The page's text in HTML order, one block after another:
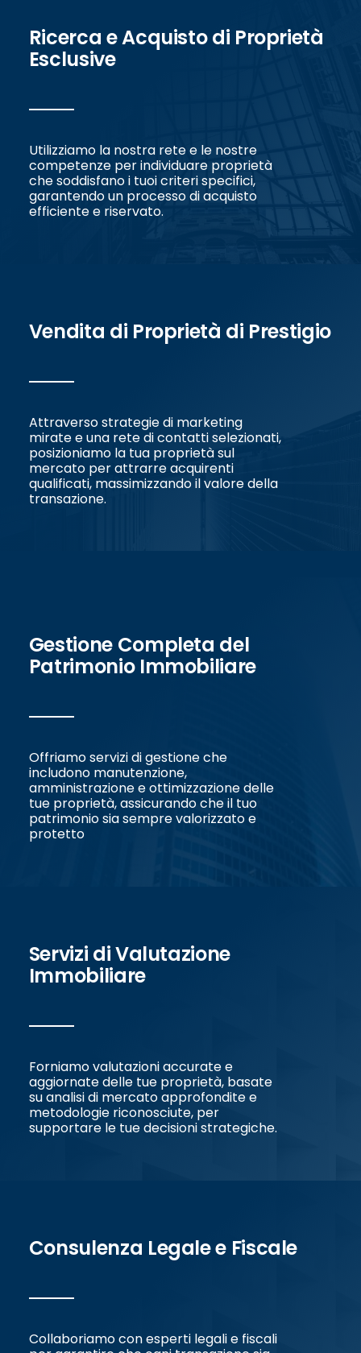
Ricerca e Acquisto di Proprietà
Esclusive
Utilizziamo la nostra rete e le nostre
competenze per individuare proprietà
che soddisfano i tuoi criteri specifici,
garantendo un processo di acquisto
efficiente e riservato.
Vendita di Proprietà di Prestigio
Attraverso strategie di marketing
mirate e una rete di contatti selezionati,
posizioniamo la tua proprietà sul
mercato per attrarre acquirenti
qualificati, massimizzando il valore della
transazione.
Gestione Completa del
Patrimonio Immobiliare
Offriamo servizi di gestione che
includono manutenzione,
amministrazione e ottimizzazione delle
tue proprietà, assicurando che il tuo
patrimonio sia sempre valorizzato e
protetto
Servizi di Valutazione
Immobiliare
Forniamo valutazioni accurate e
aggiornate delle tue proprietà, basate
su analisi di mercato approfondite e
metodologie riconosciute, per
supportare le tue decisioni strategiche.
Consulenza Legale e Fiscale
Collaboriamo con esperti legali e fiscali